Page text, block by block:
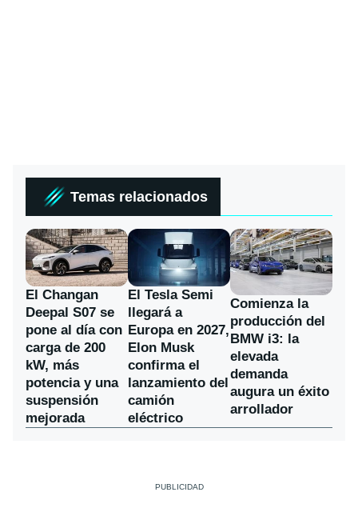
Temas relacionados
El Changan
Deepal S07 se
pone al día con
carga de 200
kW, más
potencia y una
suspensión
mejorada
El Tesla Semi
llegará a
Europa en 2027,
Elon Musk
confirma el
lanzamiento del
camión
eléctrico
Comienza la
producción del
BMW i3: la
elevada
demanda
augura un éxito
arrollador